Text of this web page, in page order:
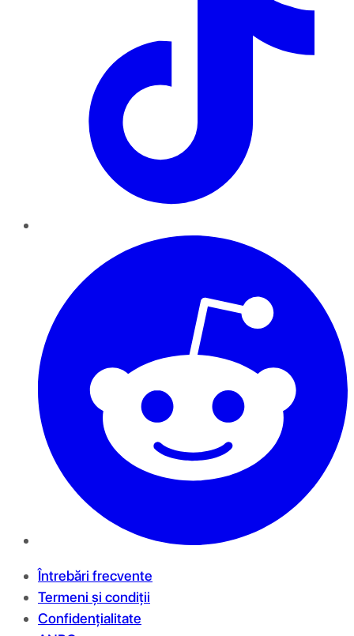
Întrebări frecvente
Termeni și condiții
Confidențialitate